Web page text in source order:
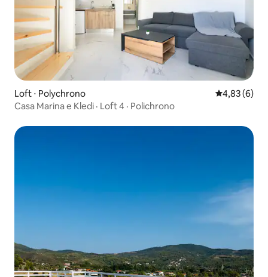
Loft ⋅ Polychrono 4,83 de uma
4,83 (6)
Casa Marina e Kledi · Loft 4 · Polichrono